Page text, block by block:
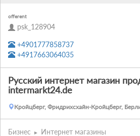
offerent
psk_128904
+4901777858737
+4917663064035
Русский интернет магазин
intermarkt24.de
Кройцберг, Фридрихсхайн-Кройцберг,
Бизнес Интернет магазины